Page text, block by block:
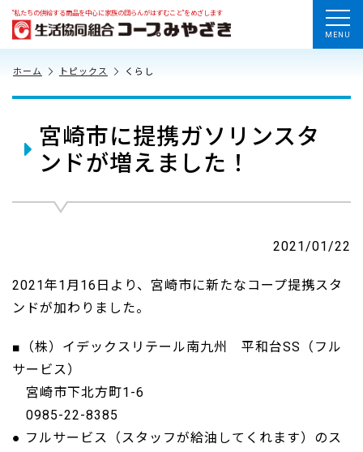
“私たちの供給する商品を中心に家族の団らんがはずむこと”をめざします
MENU
ホーム トピックス くらし
宮崎市に提携ガソリンスタ
ンドが増えました！
2021/01/22
2021年1月16日より、宮崎市に新たなコープ提携スタ
ンドが加わりました。
■（株）イデックスリテール南九州 平和台SS（フル
サービス）
宮崎市下北方町1-6
0985-22-8385
● フルサービス（スタッフが給油してくれます）のス